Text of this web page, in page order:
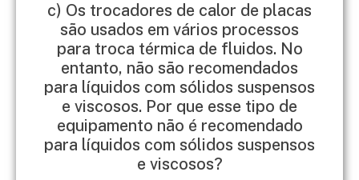
c) Os trocadores de calor de placas
são usados em vários processos
para troca térmica de fluidos. No
entanto, não são recomendados
para líquidos com sólidos suspensos
e viscosos. Por que esse tipo de
equipamento não é recomendado
para líquidos com sólidos suspensos
e viscosos?